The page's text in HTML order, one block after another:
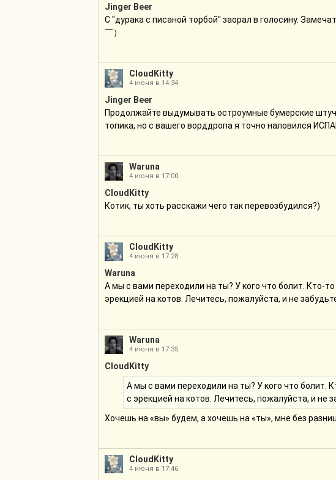
Jinger Beer
С "дурака с писаной торбой" заорал в голосину.
￣）
CloudKitty
4 июня в 14:34
Jinger Beer
Продолжайте выдумывать остроумные бумерские
топика, но с вашего ворддропа я точно наловился
Waruna
4 июня в 17:00
CloudKitty
Котик, ты хоть расскажи чего так перевозбудился?)
CloudKitty
4 июня в 17:28
Waruna
А мы с вами переходили на ты? У кого что болит. Кто-
эрекцией на котов. Лечитесь, пожалуйста, и не
Waruna
4 июня в 17:35
CloudKitty
А мы с вами переходили на ты? У кого что болит.
с эрекцией на котов. Лечитесь, пожалуйста, и не
Хочешь на «вы» будем, а хочешь на «ты», мне без
CloudKitty
4 июня в 17:46